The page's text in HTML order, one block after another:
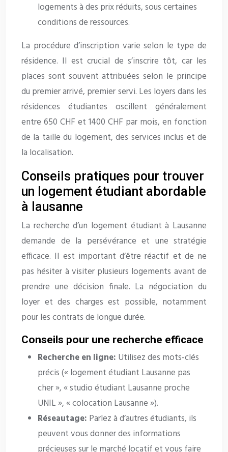
logements à des prix réduits, sous certaines
conditions de ressources.
La procédure d’inscription varie selon le type de
résidence. Il est crucial de s’inscrire tôt, car les
places sont souvent attribuées selon le principe
du premier arrivé, premier servi. Les loyers dans les
résidences étudiantes oscillent généralement
entre 650 CHF et 1400 CHF par mois, en fonction
de la taille du logement, des services inclus et de
la localisation.
Conseils pratiques pour trouver
un logement étudiant abordable
à lausanne
La recherche d’un logement étudiant à Lausanne
demande de la persévérance et une stratégie
efficace. Il est important d’être réactif et de ne
pas hésiter à visiter plusieurs logements avant de
prendre une décision finale. La négociation du
loyer et des charges est possible, notamment
pour les contrats de longue durée.
Conseils pour une recherche efficace
Recherche en ligne: Utilisez des mots-clés
précis (« logement étudiant Lausanne pas
cher », « studio étudiant Lausanne proche
UNIL », « colocation Lausanne »).
Réseautage: Parlez à d’autres étudiants, ils
peuvent vous donner des informations